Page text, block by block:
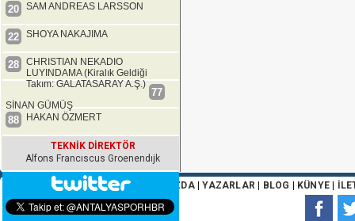
20 SAM ANDREAS LARSSON
22 SHOYA NAKAJIMA
28
CHRISTIAN NEKADIO
LUYINDAMA (Kiralık Geldiği
Takım: GALATASARAY A.Ş.)
77
SİNAN GÜMÜŞ
88 HAKAN ÖZMERT
TEKNİK DİREKTÖR
Alfons Francıscus Groenendıjk
ANA SAYFA| HAKKIMIZDA|YAZARLAR BLOG KÜNYE|